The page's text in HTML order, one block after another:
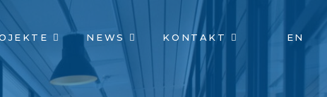
NEWS KONTAKT EN